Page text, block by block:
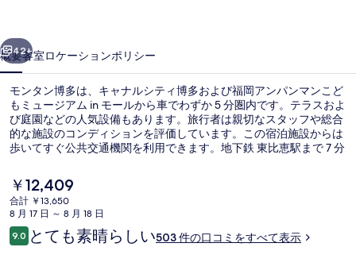
写
真
ギ
ャ
ラ
リ
ー
次へ
42+
概要客室ロケーションポリシー
モンタン博多は、キャナルシティ博多および福岡アンパンマンこど
もミュージアム in モールから車でわずか 5 分圏内です。テラスおよ
び庭園などの人気設備もあります。旅行者は親切なスタッフや総合
的な施設のコンディションを評価しています。この宿泊施設からは
歩いてすぐ公共交通機関を利用できます。地下鉄 東比恵駅まで 7 分
現
在
の
料
金
￥12,409
合計 ￥13,650
8 月 17 日 ～ 8 月 18 日
口
コ
9.010段階中9.0
とても素晴らしい503 件の口コミをすべて表示